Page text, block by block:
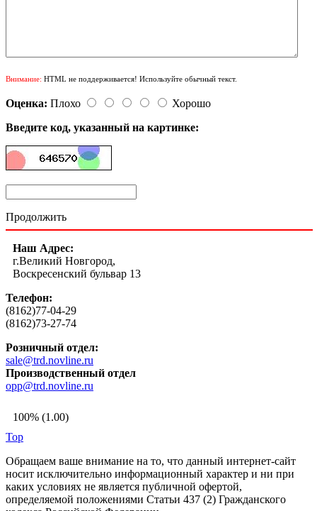
Внимание: HTML не поддерживается! Используйте обычный текст.
Оценка: Плохо
Хорошо
Введите код, указанный на картинке:
Продолжить
Наш Адрес:
г.Великий Новгород,
Воскресенский бульвар 13
Телефон:
(8162)77-04-29
(8162)73-27-74
Розничный отдел:
sale@trd.novline.ru
Производственный отдел
opp@trd.novline.ru
100% (1.00)
Top
Обращаем ваше внимание на то, что данный интернет-сайт
носит исключительно информационный характер и ни при
каких условиях не является публичной офертой,
определяемой положениями Статьи 437 (2) Гражданского